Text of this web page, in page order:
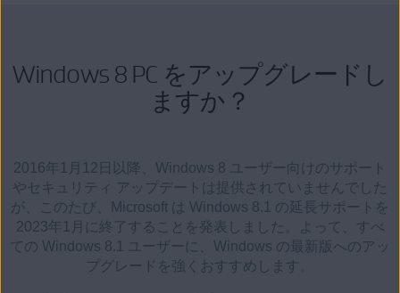
Windows 8 PC をアップグレードし
ますか？
2016年1月12日以降、Windows 8 ユーザー向けのサポート
やセキュリティ アップデートは提供されていませんでした
が、このたび、Microsoft は Windows 8.1 の延長サポートを
2023年1月に終了することを発表しました。よって、すべ
ての Windows 8.1 ユーザーに、Windows の最新版へのアッ
プグレードを強くおすすめします。